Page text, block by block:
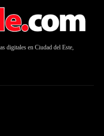
digitales en Ciudad del Este,